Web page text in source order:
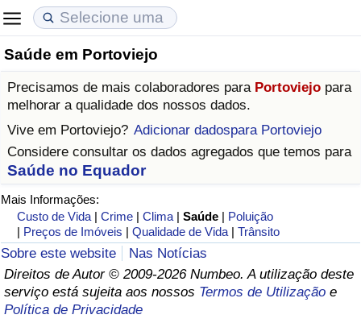
Saúde em Portoviejo
Precisamos de mais colaboradores para Portoviejo para
melhorar a qualidade dos nossos dados.
Vive em Portoviejo? Adicionar dadospara Portoviejo
Considere consultar os dados agregados que temos para
Saúde no Equador
Mais Informações:
Custo de Vida |Crime |Clima |Saúde | Poluição
| Preços de Imóveis |Qualidade de Vida |Trânsito
Sobre este website
Nas Notícias
Direitos de Autor © 2009-2026 Numbeo. A utilização deste
serviço está sujeita aos nossos Termos de Utilização e
Política de Privacidade
Custo de Vida
Indicador de Custo de Vida (Atual)
Indicador de Custo de Vida
Indicador de Custo de Vida Por País
em Aqaba
Preços de Imóveis
Indicador de Preços de Imóveis (Atual)
Indicador de Preços de Imóveis
Indicador de Preços de Imóveis por País
Qualidade de Vida
Indicador de Qualidade de Vida
Indicador de Qualidade de Vida (Atual)
Índice de qualidade de vida por país
Crime
Taxa do Indicador de Crime (Atual)
Indicador de Crime